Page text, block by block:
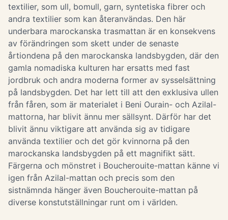
textilier, som ull, bomull, garn, syntetiska fibrer och
andra textilier som kan återanvändas. Den här
underbara marockanska trasmattan är en konsekvens
av förändringen som skett under de senaste
årtiondena på den marockanska landsbygden, där den
gamla nomadiska kulturen har ersatts med fast
jordbruk och andra moderna former av sysselsättning
på landsbygden. Det har lett till att den exklusiva ullen
från fåren, som är materialet i Beni Ourain- och Azilal-
mattorna, har blivit ännu mer sällsynt. Därför har det
blivit ännu viktigare att använda sig av tidigare
använda textilier och det gör kvinnorna på den
marockanska landsbygden på ett magnifikt sätt.
Färgerna och mönstret i Boucherouite-mattan känne vi
igen från Azilal-mattan och precis som den
sistnämnda hänger även Boucherouite-mattan på
diverse konstutställningar runt om i världen.